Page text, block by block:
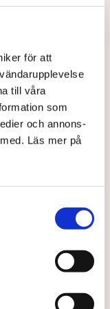
för att
till våra
som
och annons-
Läs mer på
kan inte
aktivister
vid
polisens
polis